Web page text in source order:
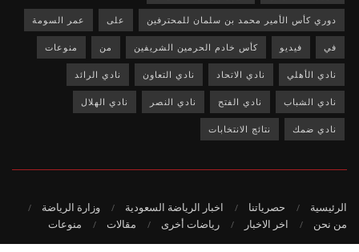
دوري كأس الأمير محمد بن سلمان للمحترفين على عمر السومة
في فيديو كأس خادم الحرمين الشريفين من منوعات
نادي الأهلي نادي الاتحاد نادي التعاون نادي الرائد
نادي الشباب نادي الفتح نادي النصر نادي الهلال
نادي ضمك نتائج الانتخابات
الرئيسية حصرياتنا اخبار الرياضة السعودية
وزارة الرياضة
من نحن
اخر الاخبار رياضات أخرى مقالات منوعات